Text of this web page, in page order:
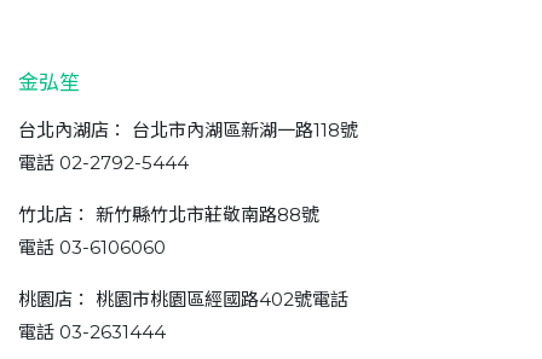
金弘笙
台北內湖店： 台北市內湖區新湖一路118號
電話 02-2792-5444
竹北店： 新竹縣竹北市莊敬南路88號
電話 03-6106060
桃園店： 桃園市桃園區經國路402號電話
電話 03-2631444